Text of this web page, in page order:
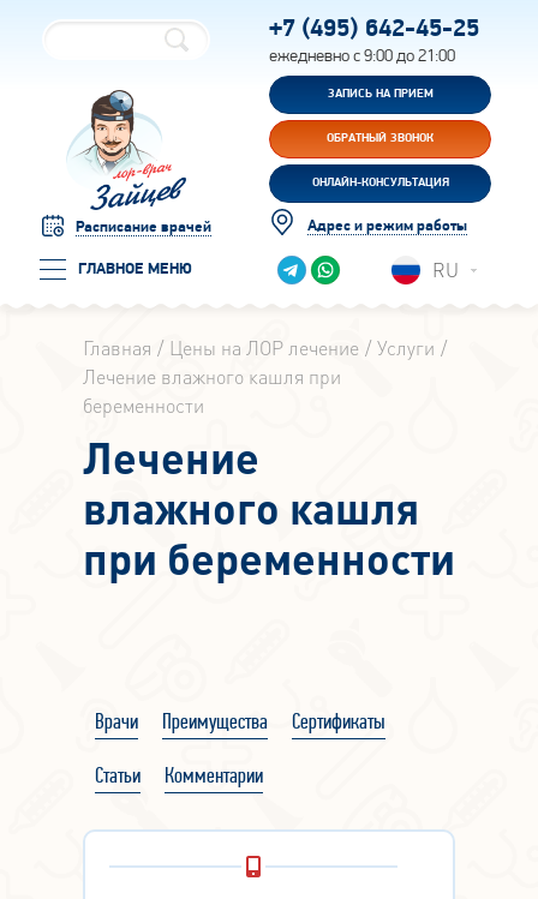
Расписание врачей
ГЛАВНОЕ МЕНЮ
+7 (495) 642-45-25
ежедневно с 9:00 до 21:00
ЗАПИСЬ НА ПРИЕМ
ОБРАТНЫЙ ЗВОНОК
ОНЛАЙН-КОНСУЛЬТАЦИЯ
Адрес и режим работы
RU
Главная Цены на ЛОР лечение
Услуги
Лечение влажного кашля при
беременности
Лечение
влажного кашля
при беременности
Врачи Преимущества Сертификаты
Статьи Комментарии